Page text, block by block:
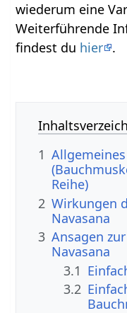
wiederum eine
Weiterführende
findest du hier .
1
Reihe)
2 Wirkungen
Navasana
3 Ansagen
Navasana
3.1
3.2